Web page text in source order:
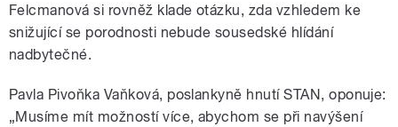
Felcmanová si rovněž klade otázku, zda vzhledem ke
snižující se porodnosti nebude sousedské hlídání
nadbytečné.
Pavla Pivoňka Vaňková, poslankyně hnutí STAN, oponuje:
„Musíme mít možností více, abychom se při navýšení